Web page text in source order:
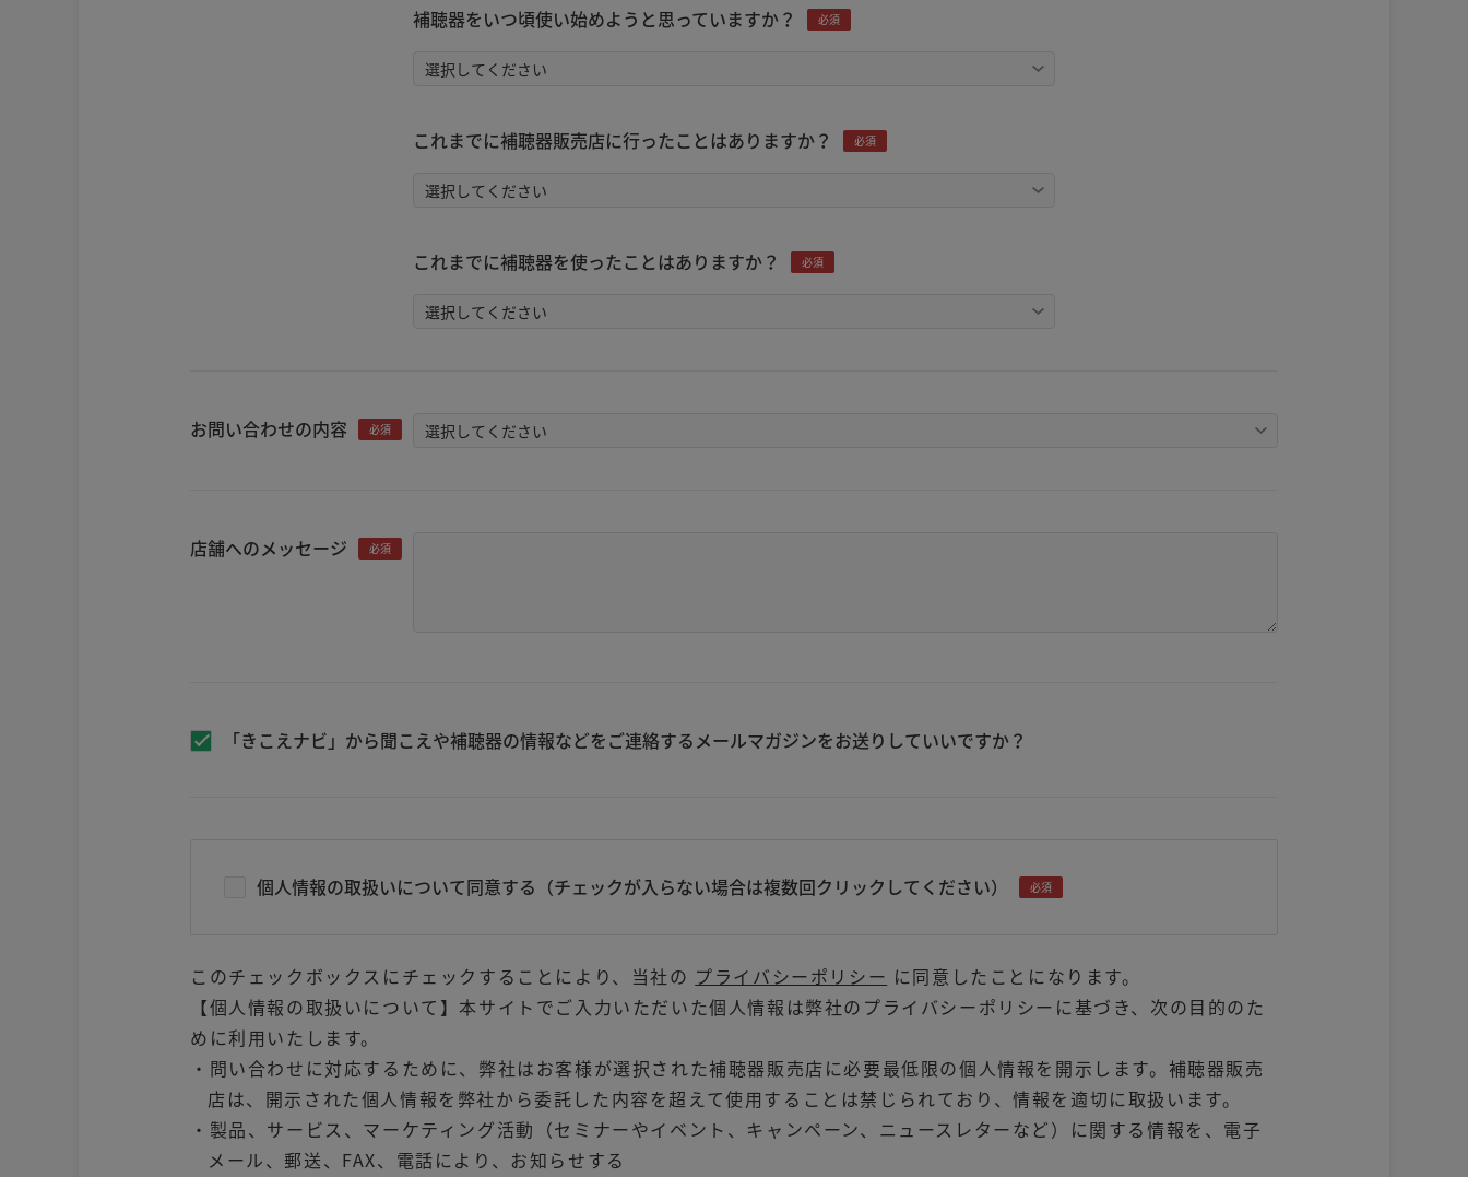
補聴器をいつ頃使い始めようと思っていますか？ 必須
これまでに補聴器販売店に行ったことはありますか？ 必須
これまでに補聴器を使ったことはありますか？ 必須
お問い合わせの内容 必須
店舗へのメッセージ 必須
「きこえナビ」から聞こえや補聴器の情報などをご連絡するメールマガジンをお送りしていいですか？
個人情報の取扱いについて同意する（チェックが入らない場合は複数回クリックしてください） 必須
このチェックボックスにチェックすることにより、当社の プライバシーポリシー に同意したことになります。
【個人情報の取扱いについて】本サイトでご入力いただいた個人情報は弊社のプライバシーポリシーに基づき、次の目的のた
めに利用いたします。
・問い合わせに対応するために、弊社はお客様が選択された補聴器販売店に必要最低限の個人情報を開示します。補聴器販売
店は、開示された個人情報を弊社から委託した内容を超えて使用することは禁じられており、情報を適切に取扱います。
・製品、サービス、マーケティング活動（セミナーやイベント、キャンペーン、ニュースレターなど）に関する情報を、電子
メール、郵送、FAX、電話により、お知らせする